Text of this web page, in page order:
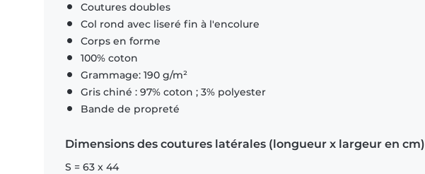
Coutures doubles
Col rond avec liseré fin à l'encolure
Corps en forme
100% coton
Grammage: 190 g/m²
Gris chiné : 97% coton ; 3% polyester
Bande de propreté
Dimensions des coutures latérales (longueur x largeur en cm)
S = 63 x 44